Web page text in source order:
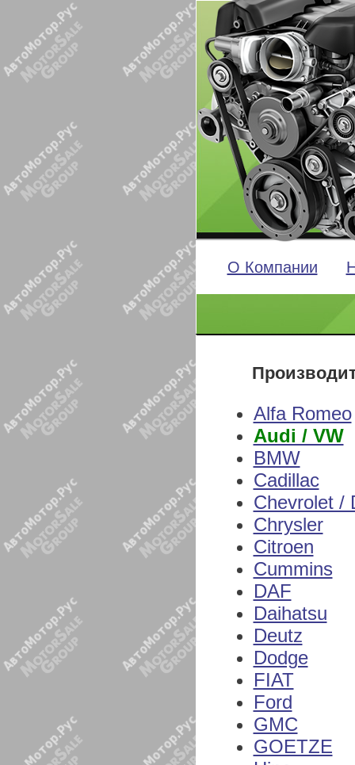
О Компании
Alfa Romeo
Audi / VW
BMW
Cadillac
Chevrolet /
Chrysler
Citroen
Cummins
DAF
Daihatsu
Deutz
Dodge
FIAT
Ford
GMC
GOETZE